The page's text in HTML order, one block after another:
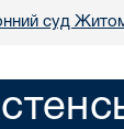
суд